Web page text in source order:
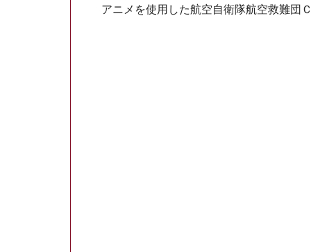
アニメを使用した航空自衛隊航空救難団